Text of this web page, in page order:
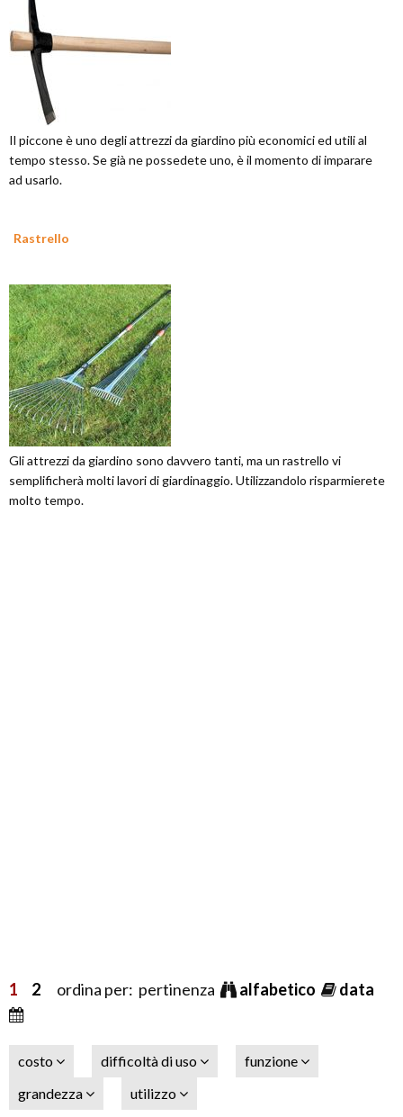
Il piccone è uno degli attrezzi da giardino più economici ed utili al
tempo stesso. Se già ne possedete uno, è il momento di imparare
ad usarlo.
Rastrello
Gli attrezzi da giardino sono davvero tanti, ma un rastrello vi
semplificherà molti lavori di giardinaggio. Utilizzandolo risparmierete
molto tempo.
1 2 ordina per: pertinenza alfabetico data
costo difficoltà di uso
funzione
grandezza
utilizzo